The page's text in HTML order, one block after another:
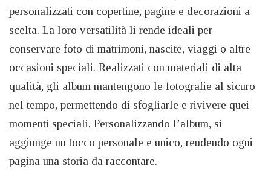
personalizzati con copertine, pagine e decorazioni a
scelta. La loro versatilità li rende ideali per
conservare foto di matrimoni, nascite, viaggi o altre
occasioni speciali. Realizzati con materiali di alta
qualità, gli album mantengono le fotografie al sicuro
nel tempo, permettendo di sfogliarle e rivivere quei
momenti speciali. Personalizzando l’album, si
aggiunge un tocco personale e unico, rendendo ogni
pagina una storia da raccontare.